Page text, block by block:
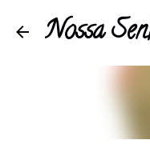
Nossa